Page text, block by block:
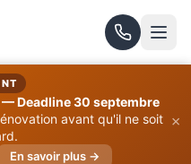
Deadline 30 septembre
avant qu'il ne soit
En savoir plus →
×